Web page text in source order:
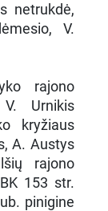
netrukdė,
V.
rajono
Urnikis
kryžiaus
A. Austys
rajono
153 str.
pinigine